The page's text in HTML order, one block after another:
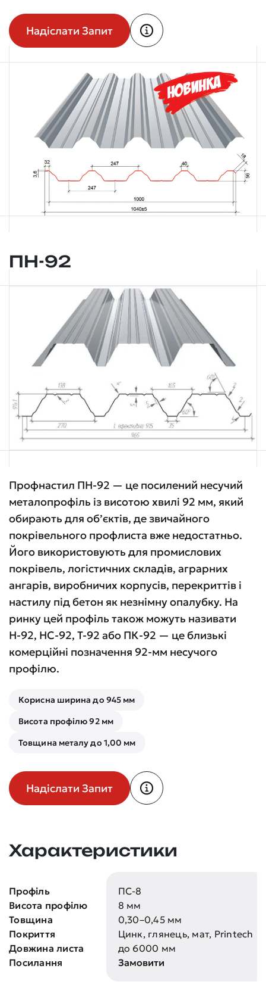
Надіслати Запит
ПН-92
Профнастил ПН-92 — це посилений несучий
металопрофіль із висотою хвилі 92 мм, який
обирають для об’єктів, де звичайного
покрівельного профлиста вже недостатньо.
Його використовують для промислових
покрівель, логістичних складів, аграрних
ангарів, виробничих корпусів, перекриттів і
настилу під бетон як незнімну опалубку. На
ринку цей профіль також можуть називати
Н-92, НС-92, Т-92 або ПК-92 — це близькі
комерційні позначення 92-мм несучого
профілю.
Корисна ширина до 945 мм
Висота профілю 92 мм
Товщина металу до 1,00 мм
Надіслати Запит
Характеристики
Профіль
Висота профілю
Товщина
Покриття
Довжина листа
Посилання
ПС-8
8 мм
0,30–0,45 мм
Цинк, глянець, мат, Printech
до 6000 мм
Замовити